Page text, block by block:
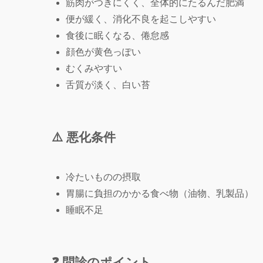
筋肉がつきにくく、全体的にたるんだ肥満
便が緩く、消化不良を起こしやすい
食後に眠くなる、倦怠感
顔色が黄色っぽい
むくみやすい
舌質が淡く、白い苔
⚠️ 悪化条件
冷たいものの摂取
胃腸に負担のかかる食べ物（油物、乳製品）
睡眠不足